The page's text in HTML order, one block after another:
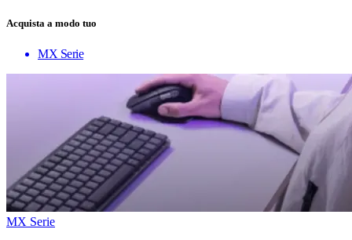
Acquista a modo tuo
MX Serie
MX Serie